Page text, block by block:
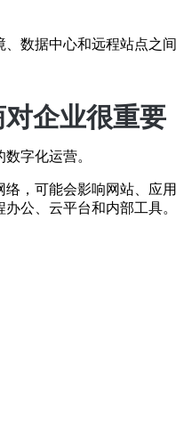
数据中心和远程站点之间
企业很重要
字化运营。
，可能会影响网站、应用
公、云平台和内部工具。